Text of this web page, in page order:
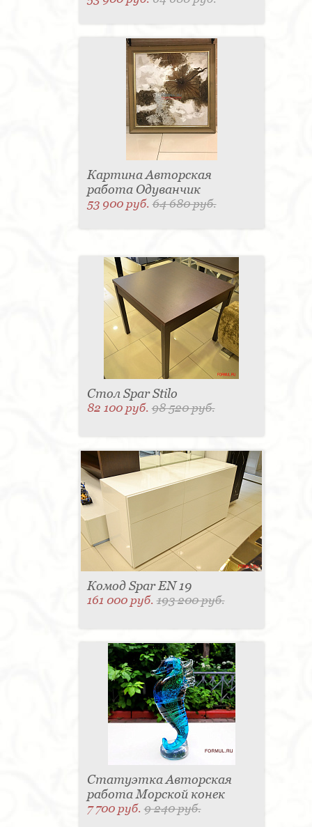
Картина Авторская
работа Одуванчик
53 900 руб.64 680 руб.
Стол Spar Stilo
82 100 руб.98 520 руб.
Комод Spar EN 19
161 000 руб.193 200 руб.
Статуэтка Авторская
работа Морской конек
7 700 руб.9 240 руб.